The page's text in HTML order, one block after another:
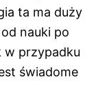
ta ma duży
nauki po
w przypadku
świadome